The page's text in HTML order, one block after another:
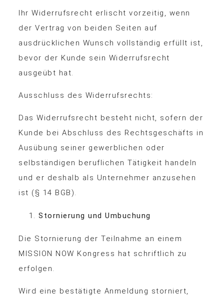
Ihr Widerrufsrecht erlischt vorzeitig, wenn
der Vertrag von beiden Seiten auf
ausdrücklichen Wunsch vollständig erfüllt ist,
bevor der Kunde sein Widerrufsrecht
ausgeübt hat.
Ausschluss des Widerrufsrechts:
Das Widerrufsrecht besteht nicht, sofern der
Kunde bei Abschluss des Rechtsgeschäfts in
Ausübung seiner gewerblichen oder
selbständigen beruflichen Tätigkeit handeln
und er deshalb als Unternehmer anzusehen
ist (§ 14 BGB).
Stornierung und Umbuchung
Die Stornierung der Teilnahme an einem
MISSION NOW Kongress hat schriftlich zu
erfolgen.
Wird eine bestätigte Anmeldung storniert,